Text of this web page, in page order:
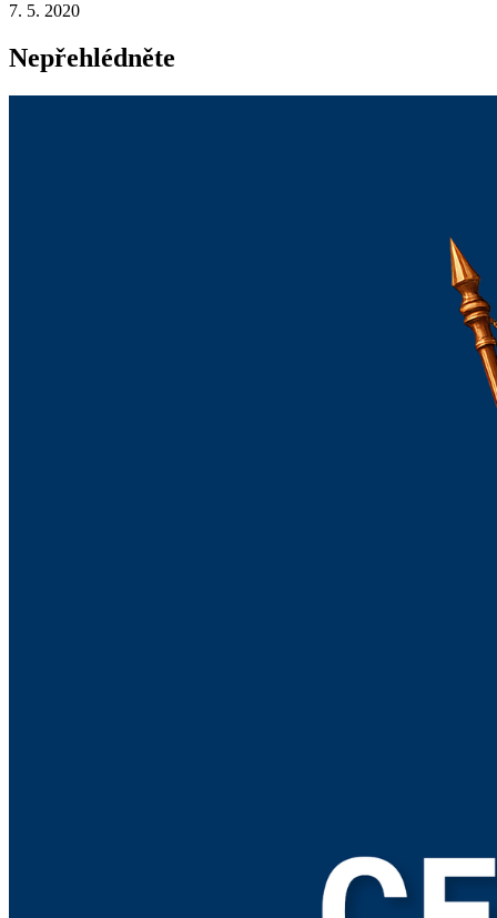
7. 5. 2020
Nepřehlédněte